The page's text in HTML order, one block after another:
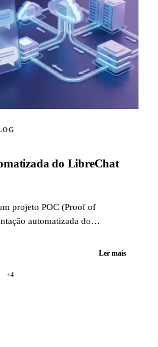
do LibreChat
projeto POC (Proof of
automatizada do
Ler mais
+4